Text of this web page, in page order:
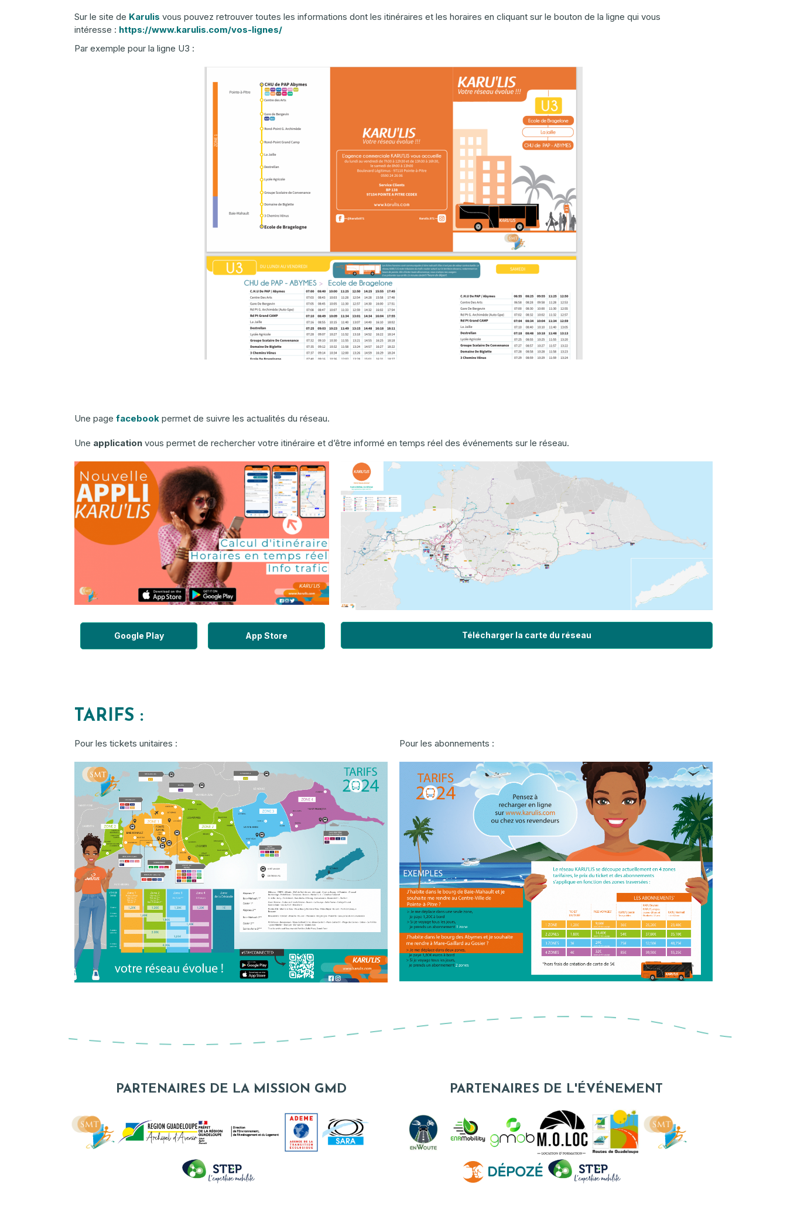
Sur le site de Karulis vous pouvez retrouver toutes les informations dont les itinéraires et les horaires en cliquant sur le bouton de la ligne qui vous
intéresse : https://www.karulis.com/vos-lignes/
Par exemple pour la ligne U3 :
Une page facebook permet de suivre les actualités du réseau.
Une application vous permet de rechercher votre itinéraire et d’être informé en temps réel des événements sur le réseau.
Google Play App Store Télécharger la carte du réseau
TARIFS :
Pour les tickets unitaires : Pour les abonnements :
PARTENAIRES DE LA MISSION GMD PARTENAIRES DE L'ÉVÉNEMENT